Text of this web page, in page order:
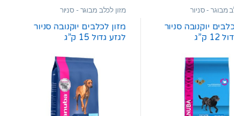
o
f
5
מבוגר - סניור
יוקנובה סניור
ק”ג
מזון לכלב מבוגר - סניור
מזון לכלבים יוקנובה סניור
לגזע גדול 15 ק”ג